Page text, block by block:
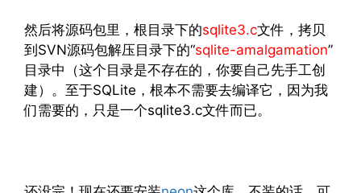
然后将源码包里，根目录下的sqlite3.c文件，拷贝
到SVN源码包解压目录下的“sqlite-amalgamation”
目录中（这个目录是不存在的，你要自己先手工创
建）。至于SQLite，根本不需要去编译它，因为我
们需要的，只是一个sqlite3.c文件而已。